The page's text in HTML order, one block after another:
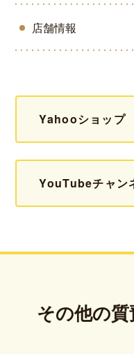
店舗情報
Yahooショップ
YouTubeチャン
その他の